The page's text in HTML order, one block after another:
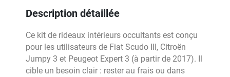
Description détaillée
Ce kit de rideaux intérieurs occultants est conçu
pour les utilisateurs de Fiat Scudo III, Citroën
Jumpy 3 et Peugeot Expert 3 (à partir de 2017). Il
cible un besoin clair : rester au frais ou dans